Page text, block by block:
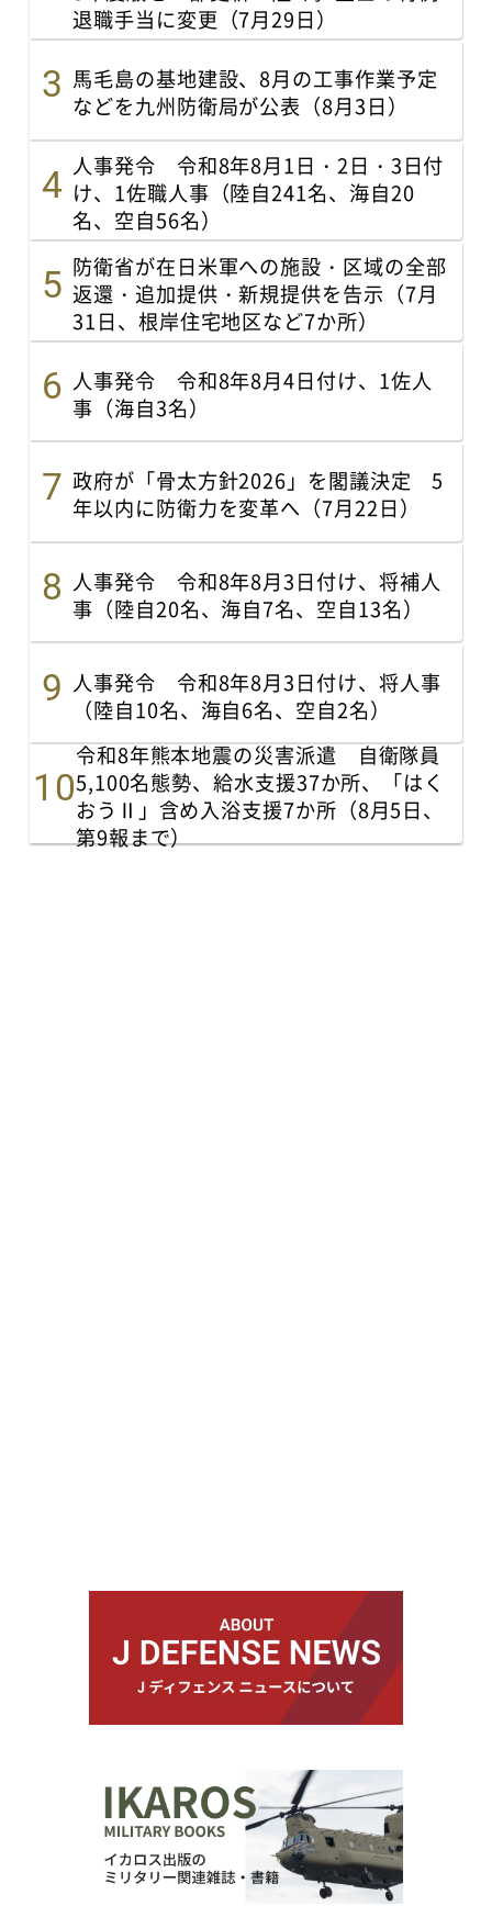
退職手当に変更（7月29日）
馬毛島の基地建設、8月の工事作業予定
などを九州防衛局が公表（8月3日）
人事発令 令和8年8月1日・2日・3日付
け、1佐職人事（陸自241名、海自20
名、空自56名）
防衛省が在日米軍への施設・区域の全部
返還・追加提供・新規提供を告示（7月
31日、根岸住宅地区など7か所）
人事発令 令和8年8月4日付け、1佐人
事（海自3名）
政府が「骨太方針2026」を閣議決定 5
年以内に防衛力を変革へ（7月22日）
人事発令 令和8年8月3日付け、将補人
事（陸自20名、海自7名、空自13名）
人事発令 令和8年8月3日付け、将人事
（陸自10名、海自6名、空自2名）
令和8年熊本地震の災害派遣 自衛隊員
5,100名態勢、給水支援37か所、「はく
おうⅡ」含め入浴支援7か所（8月5日、
第9報まで）